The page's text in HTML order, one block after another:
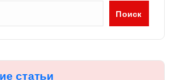
Поиск
статьи